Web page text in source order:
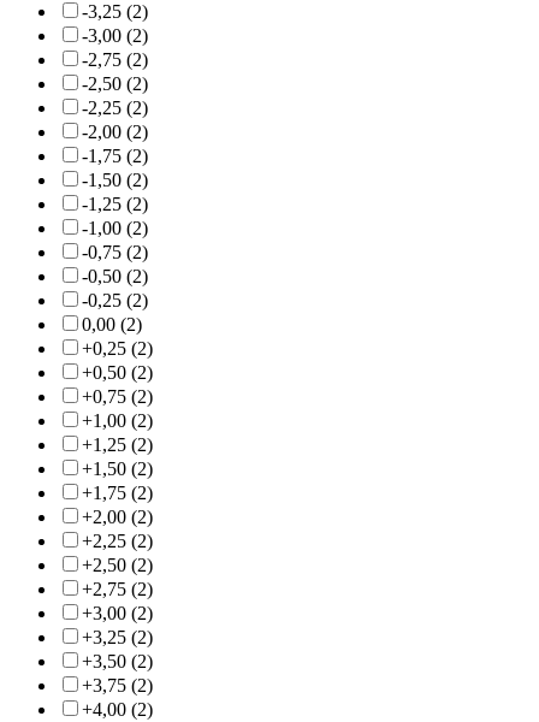
-3,25 (2)
-3,00 (2)
-2,75 (2)
-2,50 (2)
-2,25 (2)
-2,00 (2)
-1,75 (2)
-1,50 (2)
-1,25 (2)
-1,00 (2)
-0,75 (2)
-0,50 (2)
-0,25 (2)
0,00 (2)
+0,25 (2)
+0,50 (2)
+0,75 (2)
+1,00 (2)
+1,25 (2)
+1,50 (2)
+1,75 (2)
+2,00 (2)
+2,25 (2)
+2,50 (2)
+2,75 (2)
+3,00 (2)
+3,25 (2)
+3,50 (2)
+3,75 (2)
+4,00 (2)